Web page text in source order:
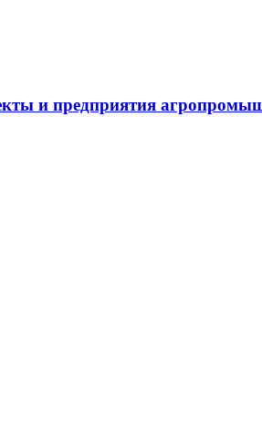
и предприятия